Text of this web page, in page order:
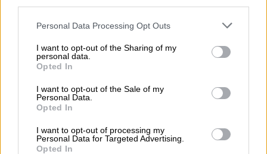
Please note that this website/app uses one or more Google
not limited to your visit or usage behaviour. You may click to
grant or deny consent to Google and its third-party tags to
use your data for below specified purposes in below Google
consent section.
Personal Data Processing Opt Outs
I want to opt-out of the Sharing of my
personal data.
Opted In
I want to opt-out of the Sale of my
Personal Data.
Opted In
I want to opt-out of processing my
Personal Data for Targeted Advertising.
Opted In
Eκτιμά ότι οι εκλογές μπορεί να γίνουν τον
Οκτώβριο, ενώ θέτει και ζητήματα που
της Ελλάδας στα γεωπολιτικά.